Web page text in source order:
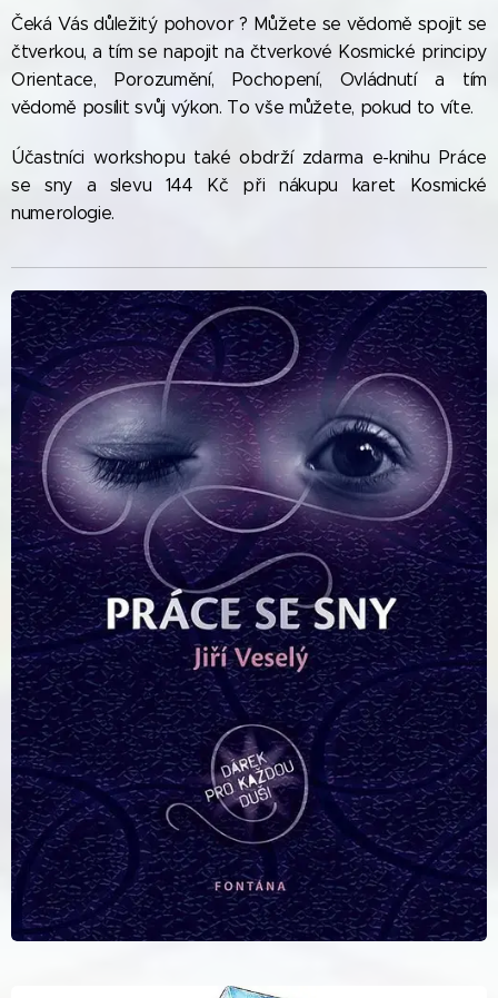
Čeká Vás důležitý pohovor ? Můžete se vědomě spojit se
čtverkou, a tím se napojit na čtverkové Kosmické principy
Orientace, Porozumění, Pochopení, Ovládnutí a tím
vědomě posílit svůj výkon. To vše můžete, pokud to víte.
Účastníci workshopu také obdrží zdarma e-knihu Práce
se sny a slevu 144 Kč při nákupu karet Kosmické
numerologie.